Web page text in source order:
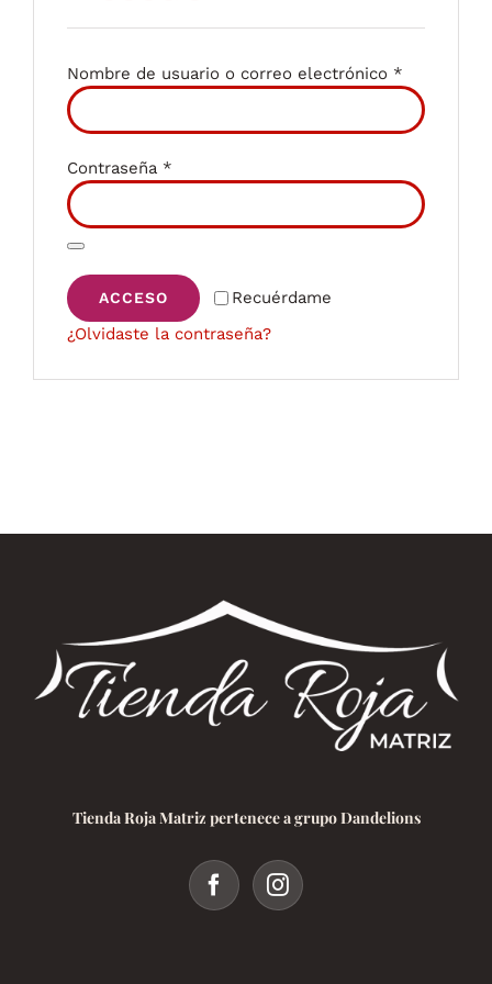
Nombre de usuario o correo electrónico *
Contraseña *
Recuérdame
ACCESO
¿Olvidaste la contraseña?
Tienda Roja Matriz pertenece a grupo Dandelions